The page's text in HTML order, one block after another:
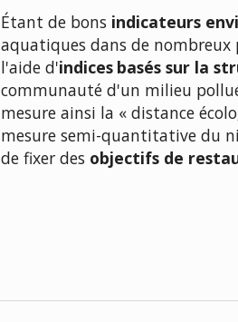
Étant de bons indicateurs
aquatiques dans de nombreux
l'aide d'indices basés sur la
communauté d'un milieu
mesure ainsi la « distance
mesure semi-quantitative du
de fixer des objectifs de